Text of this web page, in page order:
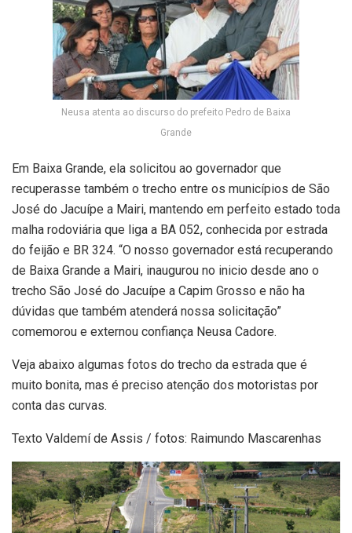
Neusa atenta ao discurso do prefeito Pedro de Baixa
Grande
Em Baixa Grande, ela solicitou ao governador que
recuperasse também o trecho entre os municípios de São
José do Jacuípe a Mairi, mantendo em perfeito estado toda
malha rodoviária que liga a BA 052, conhecida por estrada
do feijão e BR 324. “O nosso governador está recuperando
de Baixa Grande a Mairi, inaugurou no inicio desde ano o
trecho São José do Jacuípe a Capim Grosso e não ha
dúvidas que também atenderá nossa solicitação”
comemorou e externou confiança Neusa Cadore.
Veja abaixo algumas fotos do trecho da estrada que é
muito bonita, mas é preciso atenção dos motoristas por
conta das curvas.
Texto Valdemí de Assis / fotos: Raimundo Mascarenhas